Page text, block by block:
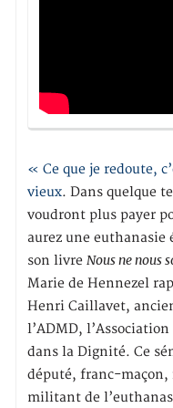
« Ce que je redoute,
vieux. Dans quelque
voudront plus payer
aurez une euthanasie
son livreNous ne nous
Marie de Hennezel
Henri Caillavet,
l’ADMD,
dans la Dignité. Ce
député, franc-
militant de